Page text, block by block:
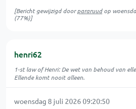
[Bericht gewijzigd doorpararuudop
(77%)]
henri62
1-st law of Henri: De wet van behoud van
Ellende komt nooit alleen.
woensdag 8 juli 2026 09:20:50